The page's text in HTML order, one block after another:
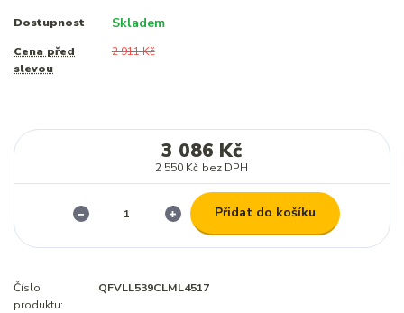
Dostupnost Skladem
Cena před
slevou
2 911 Kč
3 086 Kč
2 550 Kč bez DPH
Přidat do košíku
Číslo
produktu:
QFVLL539CLML4517